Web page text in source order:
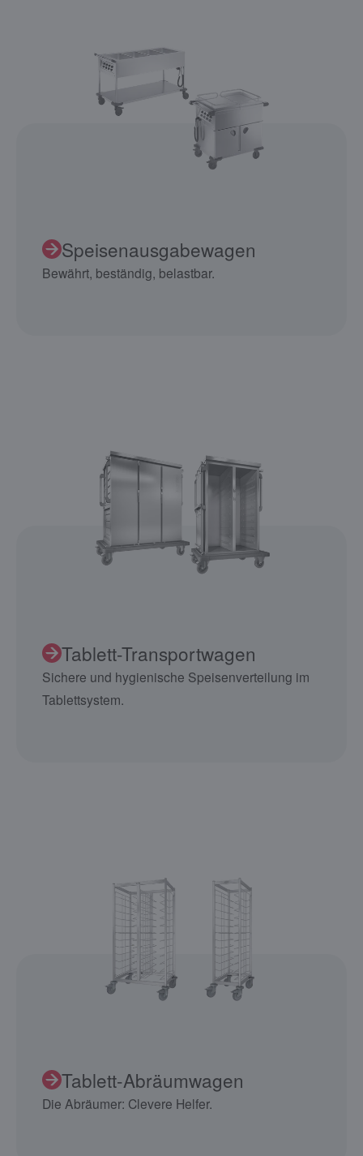
Speisenausgabewagen
Bewährt, beständig, belastbar.
Tablett-Transportwagen
Sichere und hygienische Speisenverteilung im
Tablettsystem.
Tablett-Abräumwagen
Die Abräumer: Clevere Helfer.